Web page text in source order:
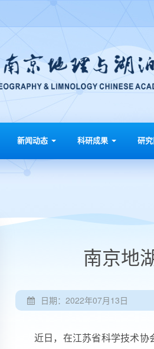
新闻动态 科研成果 研
南京地
日期：2022年07月13日
近日， 在江苏省科学技术协